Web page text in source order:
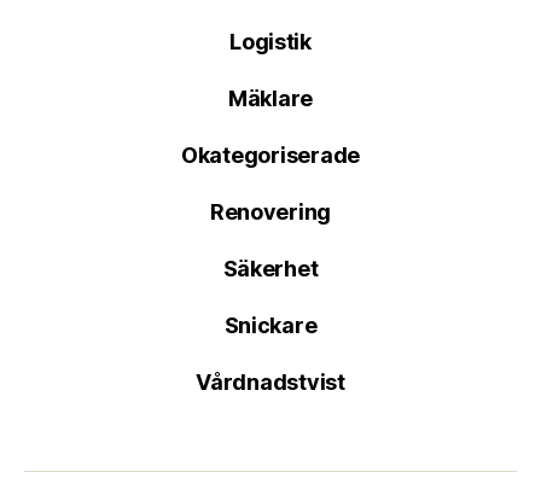
Logistik
Mäklare
Okategoriserade
Renovering
Säkerhet
Snickare
Vårdnadstvist